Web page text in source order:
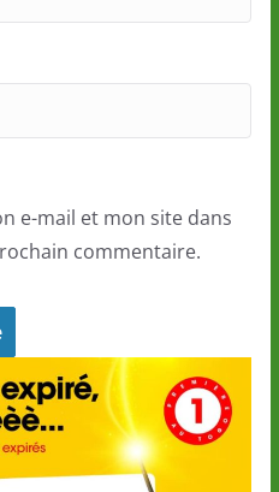
e-mail et mon site dans
commentaire.